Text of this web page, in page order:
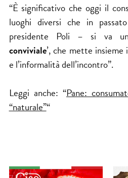
“È significativo che oggi il
luoghi diversi che in
presidente Poli – si va
conviviale’, che mette
e l’informalità dell’incontro”.
Leggi anche: “Pane:
“naturale”“